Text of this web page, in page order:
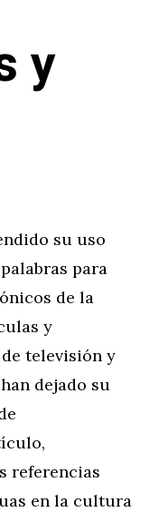
y
su uso
para
de la
y
televisión y
dejado su
referencias
en la cultura